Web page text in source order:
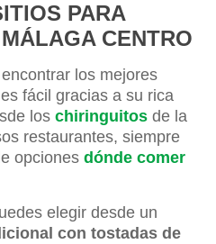
PARA
CENTRO
los mejores
fácil gracias a su rica
los chiringuitos de la
restaurantes, siempre
opciones dónde comer
elegir desde un
con tostadas de